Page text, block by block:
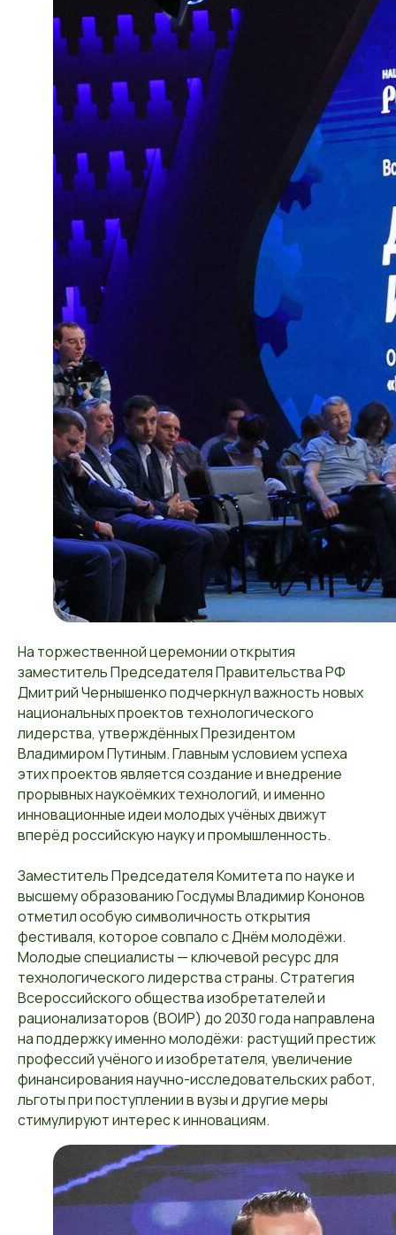
На торжественной церемонии открытия
заместитель Председателя Правительства РФ
Дмитрий Чернышенко подчеркнул важность новых
национальных проектов технологического
лидерства, утверждённых Президентом
Владимиром Путиным. Главным условием успеха
этих проектов является создание и внедрение
прорывных наукоёмких технологий, и именно
инновационные идеи молодых учёных движут
вперёд российскую науку и промышленность.
Заместитель Председателя Комитета по науке и
высшему образованию Госдумы Владимир Кононов
отметил особую символичность открытия
фестиваля, которое совпало с Днём молодёжи.
Молодые специалисты — ключевой ресурс для
технологического лидерства страны. Стратегия
Всероссийского общества изобретателей и
рационализаторов (ВОИР) до 2030 года направлена
на поддержку именно молодёжи: растущий престиж
профессий учёного и изобретателя, увеличение
финансирования научно-исследовательских работ,
льготы при поступлении в вузы и другие меры
стимулируют интерес к инновациям.